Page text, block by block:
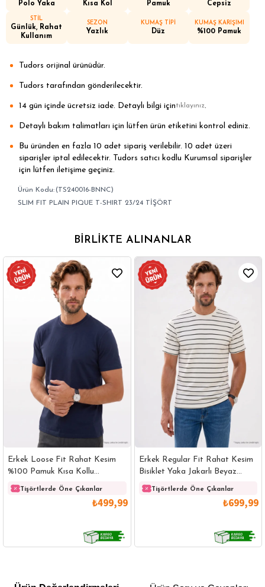
Polo Yaka Kısa Kol Pamuk Cepsiz
STİL
Günlük, Rahat
Kullanım
SEZON
Yazlık
KUMAŞ TİPİ
Düz
KUMAŞ KARIŞIMI
%100 Pamuk
Tudors orijinal ürünüdür.
Tudors tarafından gönderilecektir.
14 gün içinde ücretsiz iade. Detaylı bilgi içintıklayınız.
Detaylı bakım talimatları için lütfen ürün etiketini kontrol ediniz.
Bu üründen en fazla 10 adet sipariş verilebilir. 10 adet üzeri
siparişler iptal edilecektir. Tudors satıcı kodlu Kurumsal siparişler
için lütfen iletişime geçiniz.
(TS240016-BNNC)
SLIM FIT PLAIN PIQUE T-SHIRT 23/24 TİŞÖRT
BIRLIKTE ALINANLAR
Erkek Loose Fit Rahat Kesim
%100 Pamuk Kısa Kollu
Lacivert Bisiklet Yaka Tişört
Tişörtlerde Öne Çıkanlar
₺499,99
Erkek Regular Fit Rahat Kesim
Bisiklet Yaka Jakarlı Beyaz
Üzeri Siyah Çizgili Tişört
Tişörtlerde Öne Çıkanlar
₺699,99